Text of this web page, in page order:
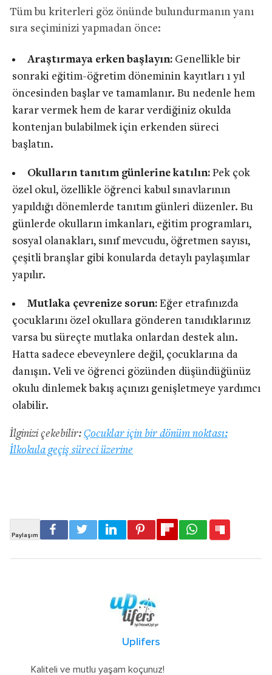
Tüm bu kriterleri göz önünde bulundurmanın yanı
sıra seçiminizi yapmadan önce:
Araştırmaya erken başlayın: Genellikle bir
sonraki eğitim-öğretim döneminin kayıtları 1 yıl
öncesinden başlar ve tamamlanır. Bu nedenle hem
karar vermek hem de karar verdiğiniz okulda
kontenjan bulabilmek için erkenden süreci
başlatın.
Okulların tanıtım günlerine katılın:Pek çok
özel okul, özellikle öğrenci kabul sınavlarının
yapıldığı dönemlerde tanıtım günleri düzenler. Bu
günlerde okulların imkanları, eğitim programları,
sosyal olanakları, sınıf mevcudu, öğretmen sayısı,
çeşitli branşlar gibi konularda detaylı paylaşımlar
yapılır.
Mutlaka çevrenize sorun: Eğer etrafınızda
çocuklarını özel okullara gönderen tanıdıklarınız
varsa bu süreçte mutlaka onlardan destek alın.
Hatta sadece ebeveynlere değil, çocuklarına da
danışın. Veli ve öğrenci gözünden düşündüğünüz
okulu dinlemek bakış açınızı genişletmeye yardımcı
olabilir.
İlginizi çekebilir: Çocuklar için bir dönüm noktası:
İlkokula geçiş süreci üzerine
Uplifers
Kaliteli ve mutlu yaşam koçunuz!